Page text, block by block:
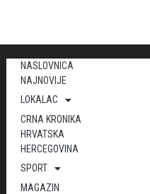
NASLOVNICA
NAJNOVIJE
LOKALAC
CRNA KRONIKA
HRVATSKA
HERCEGOVINA
SPORT
MAGAZIN